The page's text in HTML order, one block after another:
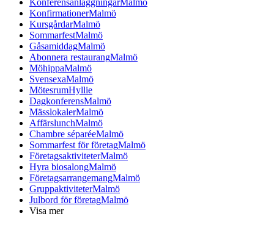
KonferensanläggningarMalmö
KonfirmationerMalmö
KursgårdarMalmö
SommarfestMalmö
GåsamiddagMalmö
Abonnera restaurangMalmö
MöhippaMalmö
SvensexaMalmö
MötesrumHyllie
DagkonferensMalmö
MässlokalerMalmö
AffärslunchMalmö
Chambre séparéeMalmö
Sommarfest för företagMalmö
FöretagsaktiviteterMalmö
Hyra biosalongMalmö
FöretagsarrangemangMalmö
GruppaktiviteterMalmö
Julbord för företagMalmö
Visa mer